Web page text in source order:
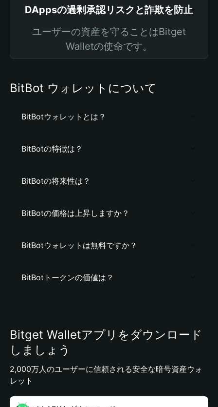
DAppsの過剰承認リスクと詐欺を防止
ユーザーの資産を守ることはBitget
Walletの使命です。
BitBot ウォレットについて
BitBotウォレットとは？
BitBotの特徴は？
BitBotの将来性は？
BitBotの価格は上昇しますか？
BitBotウォレットは無料ですか？
BitBotトークンの価値は？
Bitget Walletアプリをダウンロード
しましょう
2,000万人のユーザーに信頼される安全な暗号資産ウォ
レット